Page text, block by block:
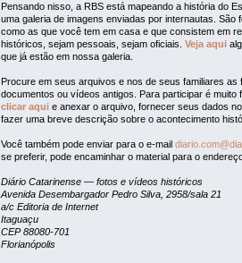
Pensando nisso, a RBS está mapeando a história do
uma galeria de imagens enviadas por internautas. São
como as que você tem em casa e que consistem em
históricos, sejam pessoais, sejam oficiais. Veja aqui
que já estão em nossa galeria.
Procure em seus arquivos e nos de seus familiares as
documentos ou vídeos antigos. Para participar é muito
clicar aqui e anexar o arquivo, fornecer seus dados
fazer uma breve descrição sobre o acontecimento
Você também pode enviar para o e-mail
se preferir, pode encaminhar o material para o
Diário Catarinense — fotos e vídeos históricos
Avenida Desembargador Pedro Silva, 2958/sala 21
a/c Editoria de Internet
Itaguaçu
CEP 88080-701
Florianópolis